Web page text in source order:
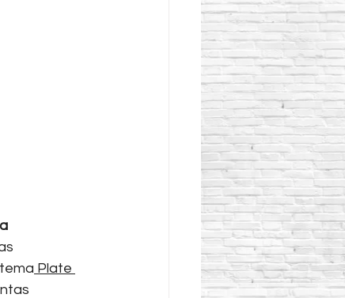
Plate